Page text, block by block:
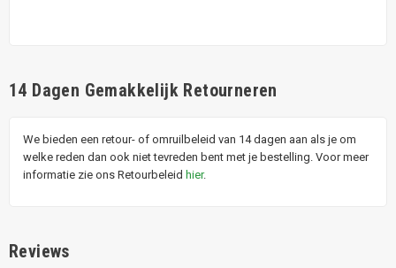
14 Dagen Gemakkelijk Retourneren
We bieden een retour- of omruilbeleid van 14 dagen aan als je om
welke reden dan ook niet tevreden bent met je bestelling. Voor meer
informatie zie ons Retourbeleid hier.
Reviews